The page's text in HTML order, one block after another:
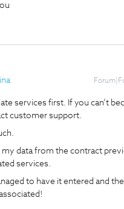
services first. If you can’t
customer support.
my data from the contract
services.
to have it entered and